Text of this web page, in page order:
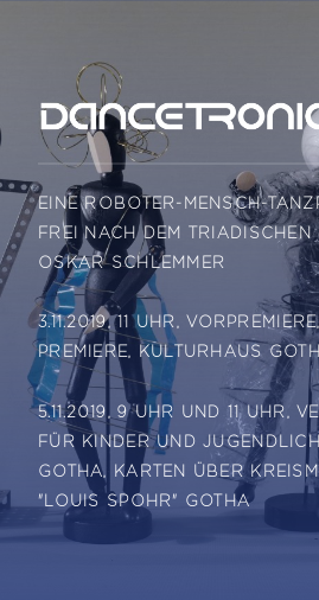
EINE ROBOTER-MENSCH-
FREI NACH DEM TRIADISCHEN
OSKAR SCHLEMMER
3.11.2019, 11 UHR,
PREMIERE, KULTURHAUS
5.11.2019, 9 UHR UND 11 UHR,
FÜR KINDER UND
GOTHA, KARTEN ÜBER
"LOUIS SPOHR" GOTHA